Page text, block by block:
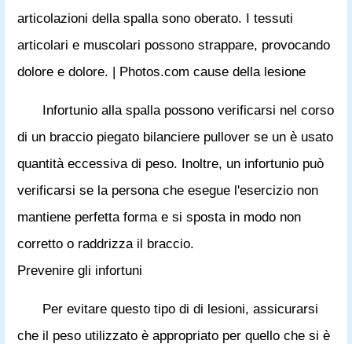
articolazioni della spalla sono oberato. I tessuti
articolari e muscolari possono strappare, provocando
dolore e dolore. | Photos.com cause della lesione
Infortunio alla spalla possono verificarsi nel corso
di un braccio piegato bilanciere pullover se un è usato
quantità eccessiva di peso. Inoltre, un infortunio può
verificarsi se la persona che esegue l'esercizio non
mantiene perfetta forma e si sposta in modo non
corretto o raddrizza il braccio.
Prevenire gli infortuni
Per evitare questo tipo di di lesioni, assicurarsi
che il peso utilizzato è appropriato per quello che si è